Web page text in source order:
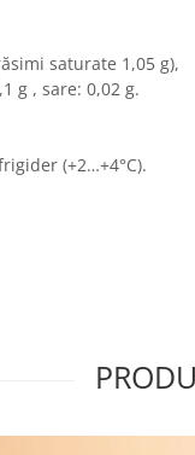
saturate 1,05 g),
g , sare: 0,02 g.
(+2…+4°C).